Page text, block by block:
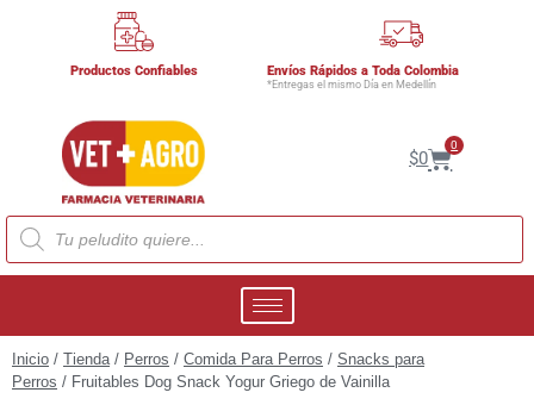
Productos Confiables Envíos Rápidos a Toda Colombia
*Entregas el mismo Día en Medellín
$0
0
Inicio / Tienda/ Perros / Comida Para Perros / Snacks para
Perros / Fruitables Dog Snack Yogur Griego de Vainilla